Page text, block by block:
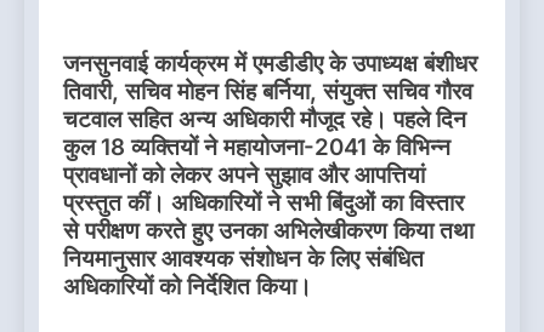
जनसुनवाई कार्यक्रम में एमडीडीए के उपाध्यक्ष बंशीधर
तिवारी, सचिव मोहन सिंह बर्निया, संयुक्त सचिव गौरव
चटवाल सहित अन्य अधिकारी मौजूद रहे। पहले दिन
कुल 18 व्यक्तियों ने महायोजना-2041 के विभिन्न
प्रावधानों को लेकर अपने सुझाव और आपत्तियां
प्रस्तुत कीं। अधिकारियों ने सभी बिंदुओं का विस्तार
से परीक्षण करते हुए उनका अभिलेखीकरण किया तथा
नियमानुसार आवश्यक संशोधन के लिए संबंधित
अधिकारियों को निर्देशित किया।